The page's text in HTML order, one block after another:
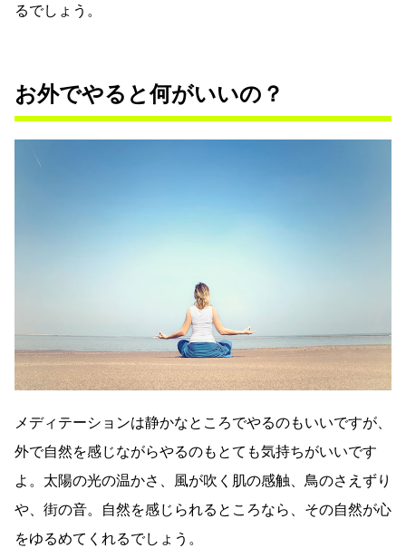
るでしょう。
お外でやると何がいいの？
メディテーションは静かなところでやるのもいいですが、
外で自然を感じながらやるのもとても気持ちがいいです
よ。太陽の光の温かさ、風が吹く肌の感触、鳥のさえずり
や、街の音。自然を感じられるところなら、その自然が心
をゆるめてくれるでしょう。